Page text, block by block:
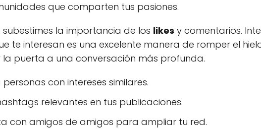
que comparten tus pasiones.
subestimes la importancia de los likes y comentarios.
te interesan es una excelente manera de romper el
puerta a una conversación más profunda.
personas con intereses similares.
relevantes en tus publicaciones.
con amigos de amigos para ampliar tu red.